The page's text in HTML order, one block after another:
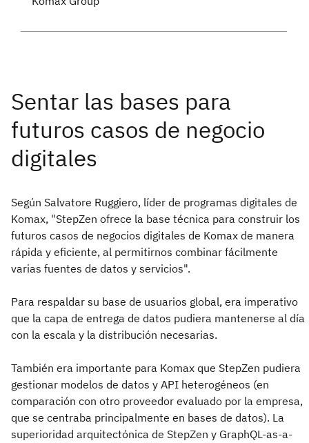
Según Salvatore Ruggiero, líder de programas digitales de
Komax, "StepZen ofrece la base técnica para construir los
futuros casos de negocios digitales de Komax de manera
rápida y eficiente, al permitirnos combinar fácilmente
varias fuentes de datos y servicios".
Para respaldar su base de usuarios global, era imperativo
que la capa de entrega de datos pudiera mantenerse al día
con la escala y la distribución necesarias.
También era importante para Komax que StepZen pudiera
gestionar modelos de datos y API heterogéneos (en
comparación con otro proveedor evaluado por la empresa,
que se centraba principalmente en bases de datos). La
superioridad arquitectónica de StepZen y GraphQL-as-a-